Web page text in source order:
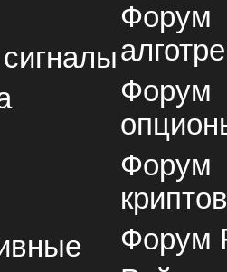
Форум
Форум
Форум
Форум